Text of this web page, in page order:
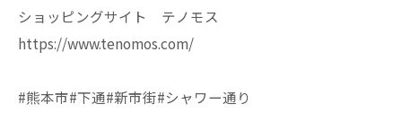
ショッピングサイト テノモス
https://www.tenomos.com/
#熊本市#下通#新市街#シャワー通り